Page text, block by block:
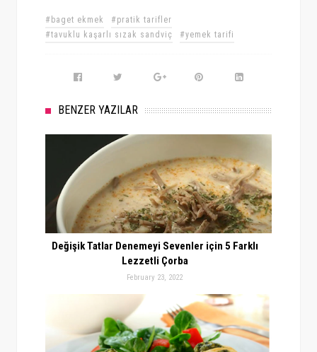
#baget ekmek
#pratik tarifler
#tavuklu kaşarlı sızak sandviç
#yemek tarifi
BENZER YAZILAR
Değişik Tatlar Denemeyi Sevenler için 5 Farklı
Lezzetli Çorba
February 23, 2022